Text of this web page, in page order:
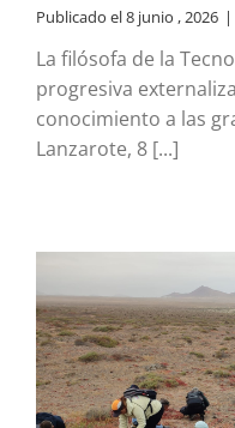
Publicado el 8 junio , 2026 |
La filósofa de la
progresiva
conocimiento a las
Lanzarote, 8 [...]